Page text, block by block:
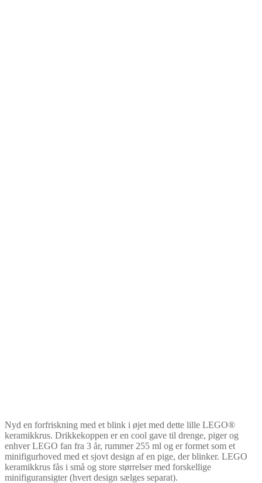
Nyd en forfriskning med et blink i øjet med dette lille LEGO®
keramikkrus. Drikkekoppen er en cool gave til drenge, piger og
enhver LEGO fan fra 3 år, rummer 255 ml og er formet som et
minifigurhoved med et sjovt design af en pige, der blinker. LEGO
keramikkrus fås i små og store størrelser med forskellige
minifiguransigter (hvert design sælges separat).